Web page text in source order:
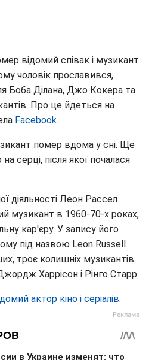
відомий співак і музикант
чоловік прославився,
Боба Ділана, Джо Кокера та
Про це йдеться на
Facebook.
помер вдома у сні. Ще
серці, після якої почалася
діяльності Леон Рассел
музикант в 1960-70-х роках,
кар'єру. У запису його
під назвою Leon Russell
троє колишніх музикантів
Харрісон і Рінго Старр.
актор кіно і серіалів.